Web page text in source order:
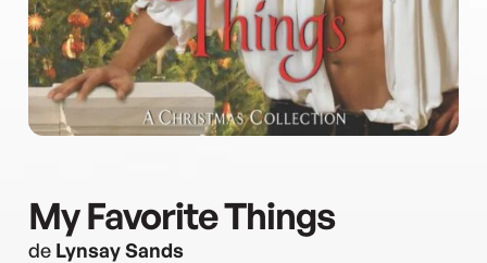
My Favorite Things
de Lynsay Sands